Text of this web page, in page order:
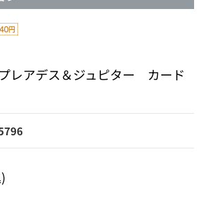
レアデス＆ジュピター カード